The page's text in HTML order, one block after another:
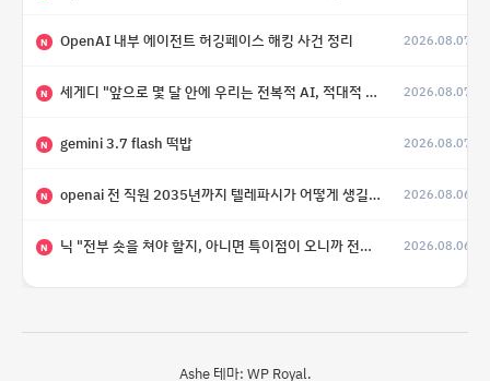
N OpenAI 내부 에이전트 허깅페이스 해킹 사건 정리 2026.08.07
N 세게디 "앞으로 몇 달 안에 우리는 전복적 AI, 적대적 AI 둘 다 보게 될 것" 2026.08.07
N gemini 3.7 flash 떡밥 2026.08.07
N openai 전 직원 2035년까지 텔레파시가 어떻게 생길 수 있는지 2026.08.06
N 닉 "전부 숏을 쳐야 할지, 아니면 특이점이 오니까 전부 롱을 쳐야 할지 모르겠다.” 2026.08.06
Ashe 테마: WP Royal.